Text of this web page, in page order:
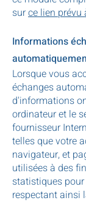
surce lien prévu
Informations
Lorsque vous
échanges
d'informations
ordinateur et le
fournisseur
telles que votre
navigateur, et
utilisées à des
statistiques
respectant ainsi